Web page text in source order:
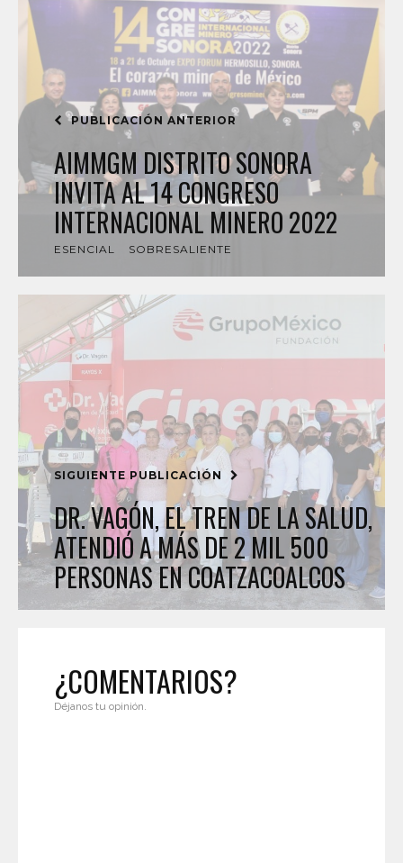
PUBLICACIÓN ANTERIOR
AIMMGM DISTRITO SONORA
INVITA AL 14 CONGRESO
INTERNACIONAL MINERO 2022
ESENCIAL SOBRESALIENTE
SIGUIENTE PUBLICACIÓN
DR. VAGÓN, EL TREN DE LA SALUD,
ATENDIÓ A MÁS DE 2 MIL 500
PERSONAS EN COATZACOALCOS
¿COMENTARIOS?
Déjanos tu opinión.